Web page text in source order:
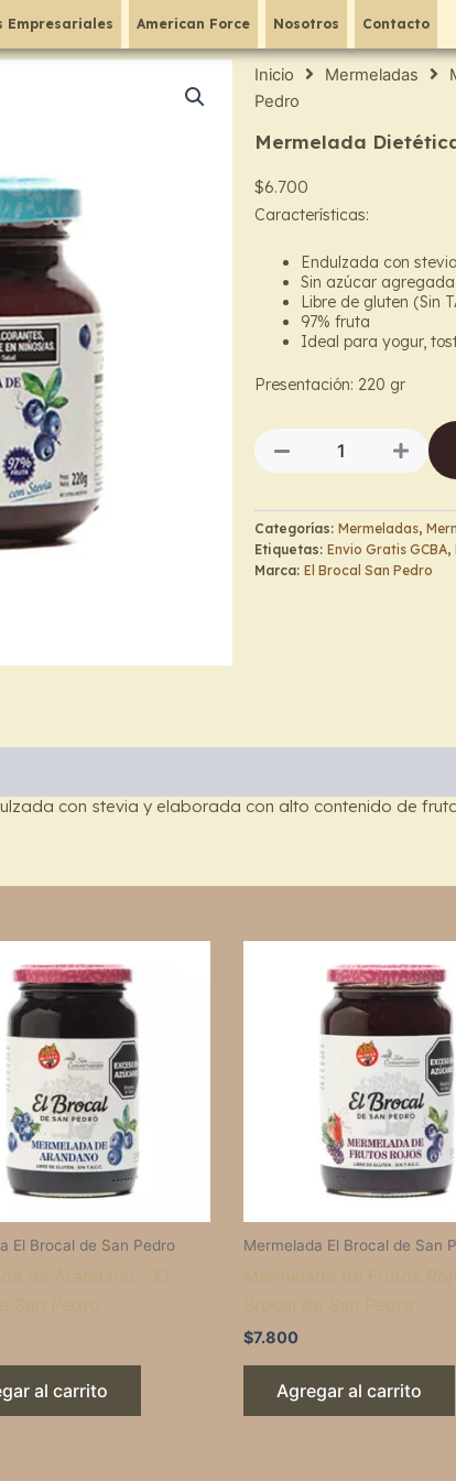
Empresariales American Force Nosotros Contacto
Inicio Mermeladas
Pedro
Mermelada
$6.700
Características:
Endulzada con stevia
Sin azúcar agregada
Libre de gluten (Sin
97% fruta
Ideal para yogur,
Presentación: 220 gr
Mermelada
Dietética
de
–
Brocal
Categorías: Mermeladas,
Etiquetas: Envio Gratis GCBA,
Marca: El Brocal San Pedro
con stevia y elaborada con alto contenido de
El Brocal de San Pedro
al carrito
Mermelada El Brocal de San
$7.800
Agregar al carrito